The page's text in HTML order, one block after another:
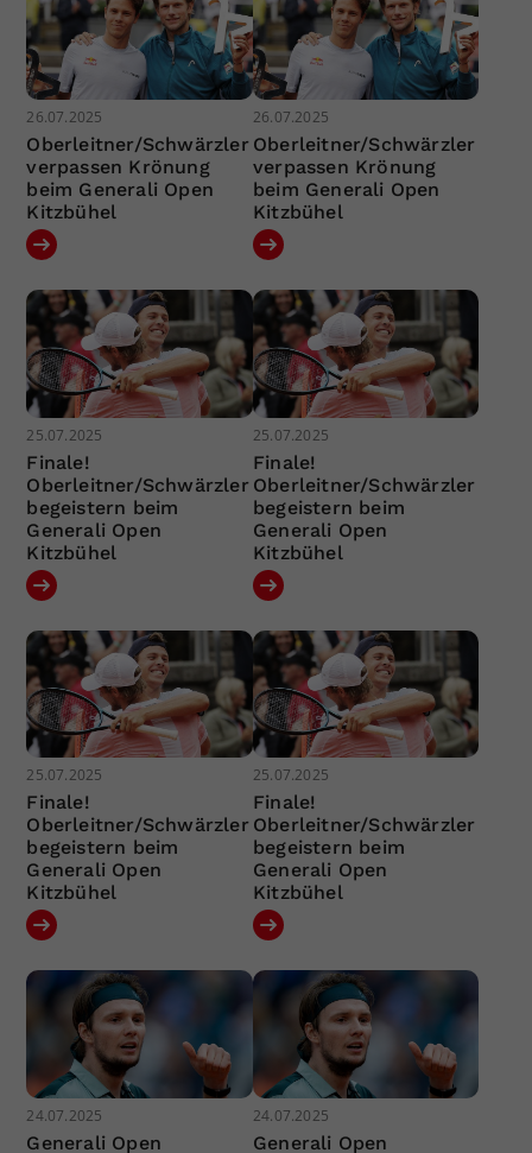
26.07.2025
Oberleitner/Schwärzler
verpassen Krönung
beim Generali Open
Kitzbühel
26.07.2025
Oberleitner/Schwärzler
verpassen Krönung
beim Generali Open
Kitzbühel
25.07.2025
Finale!
Oberleitner/Schwärzler
begeistern beim
Generali Open
Kitzbühel
25.07.2025
Finale!
Oberleitner/Schwärzler
begeistern beim
Generali Open
Kitzbühel
25.07.2025
Finale!
Oberleitner/Schwärzler
begeistern beim
Generali Open
Kitzbühel
25.07.2025
Finale!
Oberleitner/Schwärzler
begeistern beim
Generali Open
Kitzbühel
24.07.2025
Generali Open
24.07.2025
Generali Open